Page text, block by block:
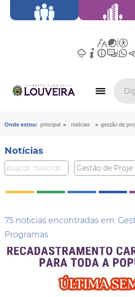
Onde estou: principal » notícias » gestão de
Notícias
75 noticias encontradas em:
Programas